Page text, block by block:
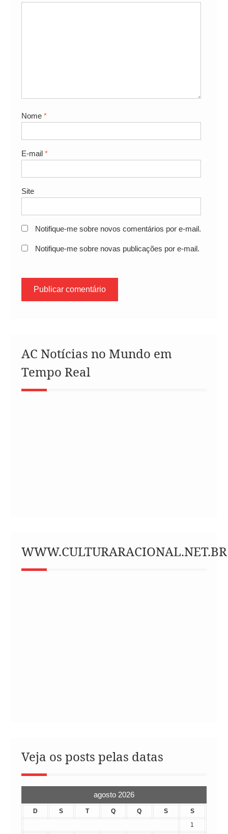
Nome *
E-mail *
Site
Notifique-me sobre novos comentários por e-mail.
Notifique-me sobre novas publicações por e-mail.
AC Notícias no Mundo em
Tempo Real
WWW.CULTURARACIONAL.NET.BR
Veja os posts pelas datas
agosto 2026
D S T Q Q S
S
1